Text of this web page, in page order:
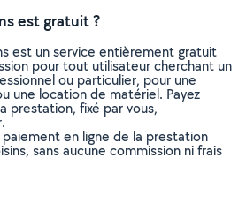
est gratuit ?
est un service entièrement gratuit
pour tout utilisateur cherchant un
ou particulier, pour une
une location de matériel. Payez
prestation, fixé par vous,
paiement en ligne de la prestation
sans aucune commission ni frais